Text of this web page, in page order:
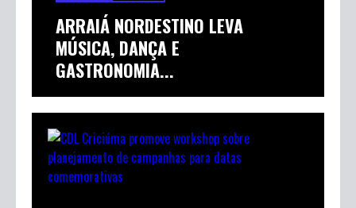
ARRAIÁ NORDESTINO LEVA
MÚSICA, DANÇA E
GASTRONOMIA...